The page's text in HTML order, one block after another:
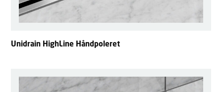
Unidrain HighLine Håndpoleret